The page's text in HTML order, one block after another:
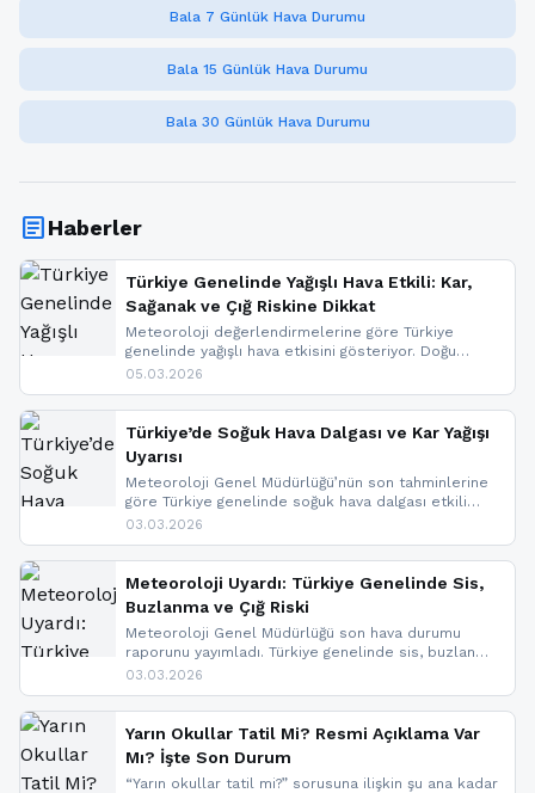
Bala 7 Günlük Hava Durumu
Bala 15 Günlük Hava Durumu
Bala 30 Günlük Hava Durumu
articleHaberler
Türkiye Genelinde Yağışlı Hava Etkili: Kar,
Sağanak ve Çığ Riskine Dikkat
Meteoroloji değerlendirmelerine göre Türkiye
genelinde yağışlı hava etkisini gösteriyor. Doğu
bölgelerinde kar yağışı beklenirken Marmara ve
ise çığ tehlikesi bulunuyor. İç kesimlerde sis ve pus
nedeniyle görüş mesafesinde azalma
yaşanabileceği belirtiliyor.
05.03.2026
Türkiye’de Soğuk Hava Dalgası ve Kar Yağışı
Uyarısı
Meteoroloji Genel Müdürlüğü’nün son tahminlerine
göre Türkiye genelinde soğuk hava dalgası etkili
oluyor. Birçok il için kar yağışı ve buzlanma uyarısı
03.03.2026
Meteoroloji Uyardı: Türkiye Genelinde Sis,
Buzlanma ve Çığ Riski
Meteoroloji Genel Müdürlüğü son hava durumu
raporunu yayımladı. Türkiye genelinde sis, buzlanma
ve don beklenirken Doğu Anadolu ve Doğu
yapıldı. İşte son dakika meteoroloji gelişmeleri.
03.03.2026
Yarın Okullar Tatil Mi? Resmi Açıklama Var
Mı? İşte Son Durum
“Yarın okullar tatil mi?” sorusuna ilişkin şu ana kadar